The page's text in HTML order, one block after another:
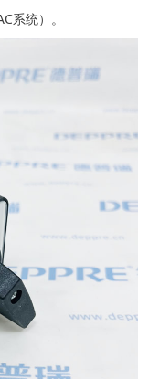
系统）。